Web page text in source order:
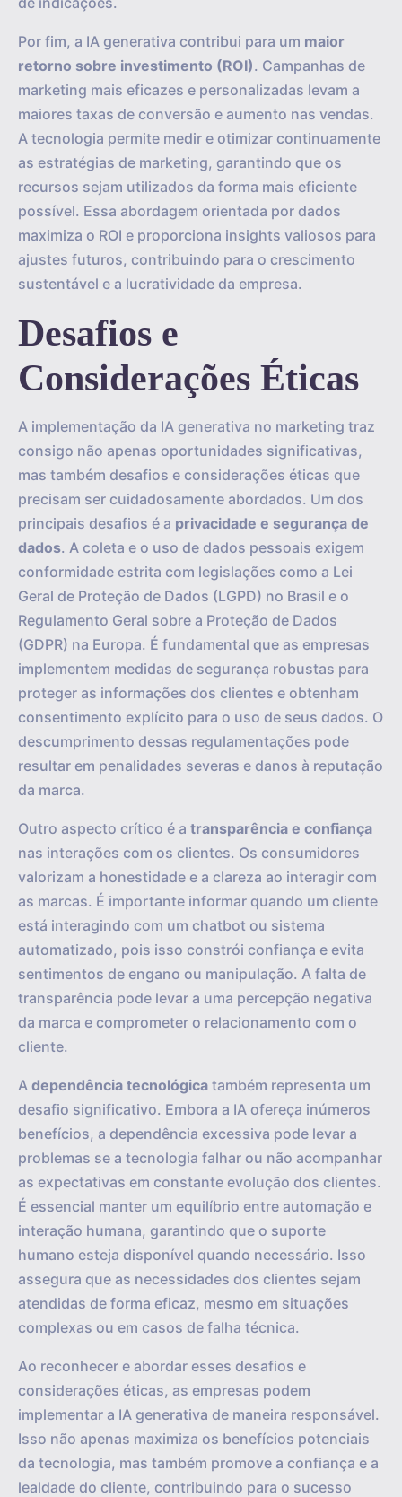
Por fim, a IA generativa contribui para um maior
retorno sobre investimento (ROI). Campanhas de
marketing mais eficazes e personalizadas levam a
maiores taxas de conversão e aumento nas vendas.
A tecnologia permite medir e otimizar continuamente
as estratégias de marketing, garantindo que os
recursos sejam utilizados da forma mais eficiente
possível. Essa abordagem orientada por dados
maximiza o ROI e proporciona insights valiosos para
ajustes futuros, contribuindo para o crescimento
sustentável e a lucratividade da empresa.
Desafios e
Considerações Éticas
A implementação da IA generativa no marketing traz
consigo não apenas oportunidades significativas,
mas também desafios e considerações éticas que
precisam ser cuidadosamente abordados. Um dos
principais desafios é a privacidade e segurança de
dados. A coleta e o uso de dados pessoais exigem
conformidade estrita com legislações como a Lei
Geral de Proteção de Dados (LGPD) no Brasil e o
Regulamento Geral sobre a Proteção de Dados
(GDPR) na Europa. É fundamental que as empresas
implementem medidas de segurança robustas para
proteger as informações dos clientes e obtenham
consentimento explícito para o uso de seus dados. O
descumprimento dessas regulamentações pode
resultar em penalidades severas e danos à reputação
da marca.
Outro aspecto crítico é a transparência e confiança
nas interações com os clientes. Os consumidores
valorizam a honestidade e a clareza ao interagir com
as marcas. É importante informar quando um cliente
está interagindo com um chatbot ou sistema
automatizado, pois isso constrói confiança e evita
sentimentos de engano ou manipulação. A falta de
transparência pode levar a uma percepção negativa
da marca e comprometer o relacionamento com o
cliente.
A dependência tecnológica também representa um
desafio significativo. Embora a IA ofereça inúmeros
benefícios, a dependência excessiva pode levar a
problemas se a tecnologia falhar ou não acompanhar
as expectativas em constante evolução dos clientes.
É essencial manter um equilíbrio entre automação e
interação humana, garantindo que o suporte
humano esteja disponível quando necessário. Isso
assegura que as necessidades dos clientes sejam
atendidas de forma eficaz, mesmo em situações
complexas ou em casos de falha técnica.
Ao reconhecer e abordar esses desafios e
considerações éticas, as empresas podem
implementar a IA generativa de maneira responsável.
Isso não apenas maximiza os benefícios potenciais
da tecnologia, mas também promove a confiança e a
lealdade do cliente, contribuindo para o sucesso